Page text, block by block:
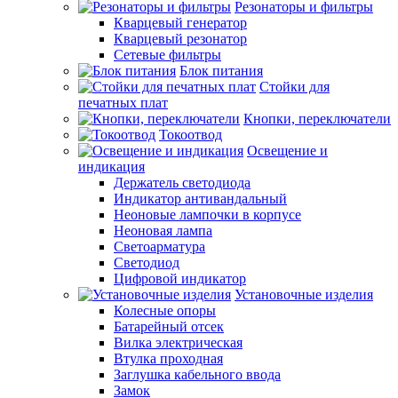
Резонаторы и фильтры
Кварцевый генератор
Кварцевый резонатор
Сетевые фильтры
Блок питания
Стойки для
печатных плат
Кнопки, переключатели
Токоотвод
Освещение и
индикация
Держатель светодиода
Индикатор антивандальный
Неоновые лампочки в корпусе
Неоновая лампа
Светоарматура
Светодиод
Цифровой индикатор
Установочные изделия
Колесные опоры
Батарейный отсек
Вилка электрическая
Втулка проходная
Заглушка кабельного ввода
Замок